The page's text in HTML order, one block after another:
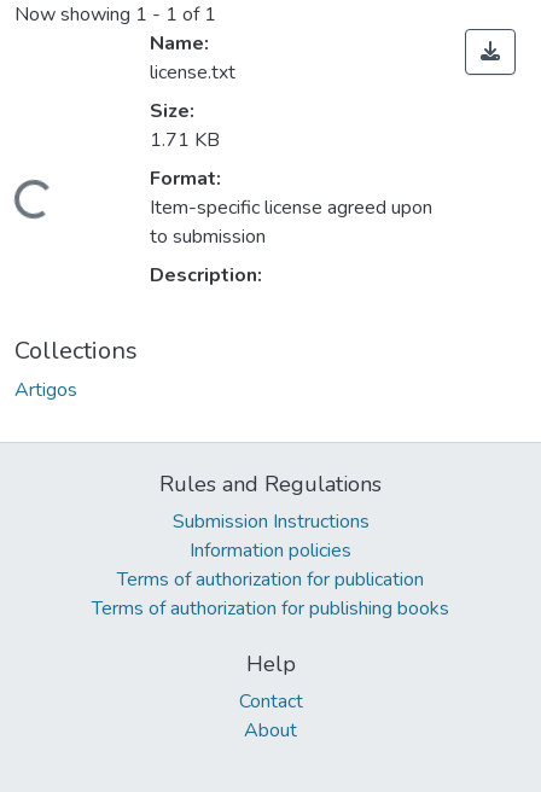
Now showing 1 - 1 of 1
Name:
license.txt
Size:
1.71 KB
Format:
Item-specific license agreed upon
to submission
Description:
Collections
Artigos
Rules and Regulations
Submission Instructions
Information policies
Terms of authorization for publication
Terms of authorization for publishing books
Help
Contact
About